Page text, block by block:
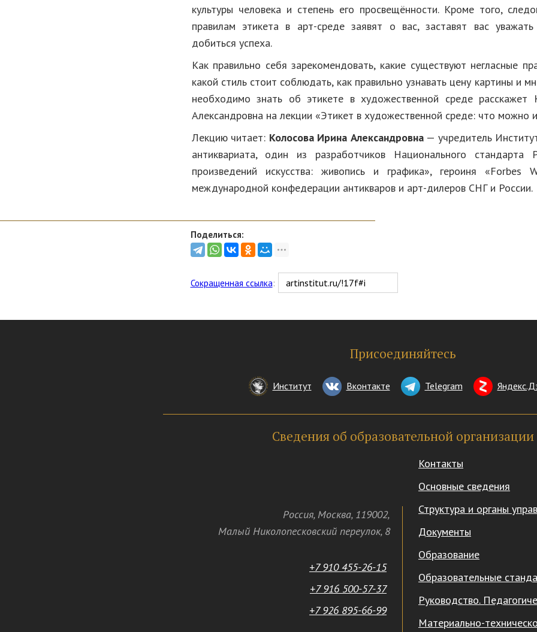
культуры человека и степень его просвещённости. Кроме того,
правилам этикета в арт-среде заявят о вас, заставят вас
добиться успеха.
Как правильно себя зарекомендовать, какие существуют негласные
какой стиль стоит соблюдать, как правильно узнавать цену картины и
необходимо знать об этикете в художественной среде расскажет
Александровна на лекции «Этикет в художественной среде: что можно
Лекцию читает: Колосова Ирина Александровна— учредитель
антиквариата, один из разработчиков Национального стандарта
произведений искусства: живопись и графика», героиня «Forbes
международной конфедерации антикваров и арт-дилеров СНГ и России.
Поделиться:
Сокращенная ссылка:
Присоединяйтесь
Институт Вконтакте Telegram
Сведения об образовательной организации
Контакты
Основные сведения
Структура и органы
Документы
Образование
Образовательные
Руководство.
Материально-
Россия, Москва, 119002,
Малый Николопесковский переулок,8
+7 910 455-26-15
+7 916 500-57-37
+7 926 895-66-99